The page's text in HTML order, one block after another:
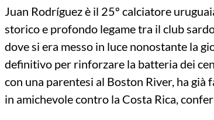
Juan Rodríguez è il 25º calciatore
storico e profondo legame tra il club
dove si era messo in luce nonostante la
definitivo per rinforzare la batteria dei
con una parentesi al Boston River, ha
in amichevole contro la Costa Rica,